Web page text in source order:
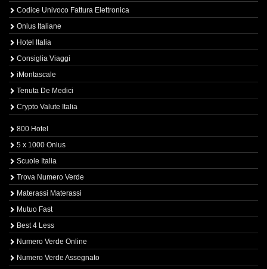
Codice Univoco Fattura Elettronica
Onlus Italiane
Hotel Italia
Consiglia Viaggi
iMontascale
Tenuta De Medici
Crypto Valute Italia
800 Hotel
5 x 1000 Onlus
Scuole Italia
Trova Numero Verde
Materassi Materassi
Mutuo Fast
Best 4 Less
Numero Verde Online
Numero Verde Assegnato